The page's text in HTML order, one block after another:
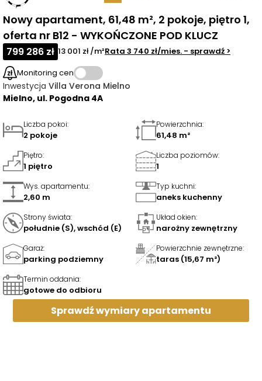
Nowy apartament, 61,48 m², 2 pokoje, piętro 1,
oferta nr B12 - WYKOŃCZONE POD KLUCZ
799 286 zł 13 001 zł /m²Rata 3 740 zł/mies. - sprawdź >
Monitoring cen
Inwestycja Villa Verona Mielno
Mielno, ul. Pogodna 4A
Liczba pokoi:
2 pokoje
Powierzchnia:
61,48 m²
Piętro:
1 piętro
Liczba poziomów:
1
Wys. apartamentu:
2,60 m
Typ kuchni:
aneks kuchenny
Strony świata:
południe (S), wschód (E)
Układ okien:
narożny zewnętrzny
Garaż:
parking podziemny
Powierzchnie zewnętrzne:
taras (15,67 m²)
Termin oddania:
gotowe do odbioru
Sprawdź wymiaryapartamentu